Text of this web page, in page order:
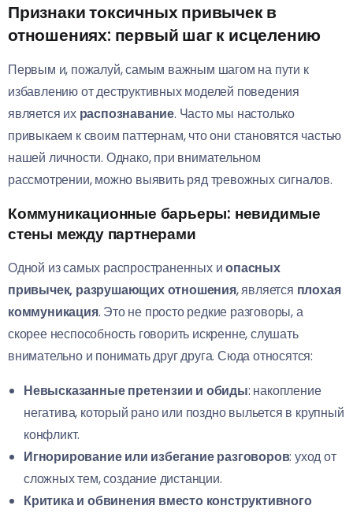
Признаки токсичных привычек в
отношениях: первый шаг к исцелению
Первым и, пожалуй, самым важным шагом на пути к
избавлению от деструктивных моделей поведения
является их распознавание. Часто мы настолько
привыкаем к своим паттернам, что они становятся частью
нашей личности. Однако, при внимательном
рассмотрении, можно выявить ряд тревожных сигналов.
Коммуникационные барьеры: невидимые
стены между партнерами
Одной из самых распространенных иопасных
привычек, разрушающих отношения, является плохая
коммуникация. Это не просто редкие разговоры, а
скорее неспособность говорить искренне, слушать
внимательно и понимать друг друга. Сюда относятся:
Невысказанные претензии и обиды: накопление
негатива, который рано или поздно выльется в крупный
конфликт.
Игнорирование или избегание разговоров: уход от
сложных тем, создание дистанции.
Критика и обвинения вместо конструктивного